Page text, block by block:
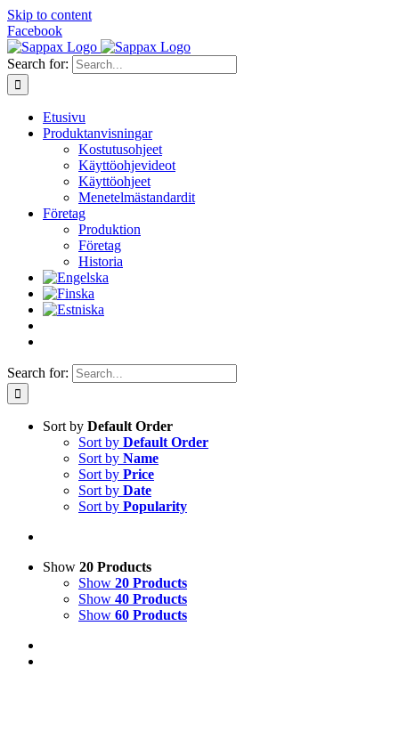
Skip to content
Facebook
Search for:
Etusivu
Produktanvisningar
Kostutusohjeet
Käyttöohjevideot
Käyttöohjeet
Menetelmästandardit
Företag
Produktion
Företag
Historia
Search for:
Sort by Default Order
Sort by Default Order
Sort by Name
Sort by Price
Sort by Date
Sort by Popularity
Show 20 Products
Show 20 Products
Show 40 Products
Show 60 Products